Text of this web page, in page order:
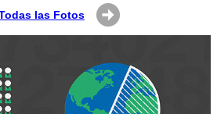
las Fotos